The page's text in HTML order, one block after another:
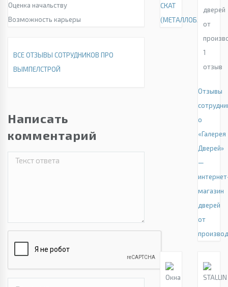
Оценка начальству
Возможность карьеры
ВСЕ ОТЗЫВЫ СОТРУДНИКОВ ПРО
ВЫМПЕЛСТРОЙ
Написать
комментарий
СКАТ
(МЕТАЛЛОБАЗА)
дверей
от
1
отзыв
Отзывы
о
«Галерея
Дверей»
—
магазин
дверей
от